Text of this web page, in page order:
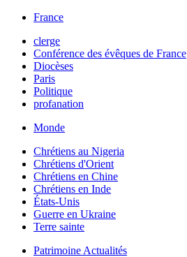
France
clerge
Conférence des évêques de France
Diocèses
Paris
Politique
profanation
Monde
Chrétiens au Nigeria
Chrétiens d'Orient
Chrétiens en Chine
Chrétiens en Inde
États-Unis
Guerre en Ukraine
Terre sainte
Patrimoine Actualités